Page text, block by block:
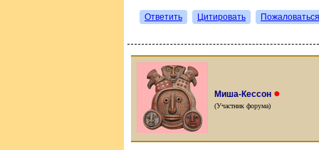
Ответить Цитировать Пожаловаться
Миша-Кессон ●
(Участник форума)